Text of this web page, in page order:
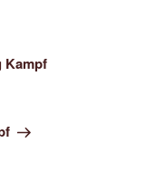
Kampf